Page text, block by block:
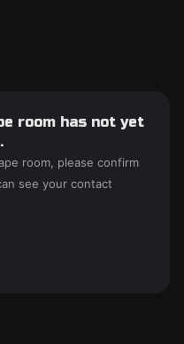
room has not yet
room, please confirm
see your contact